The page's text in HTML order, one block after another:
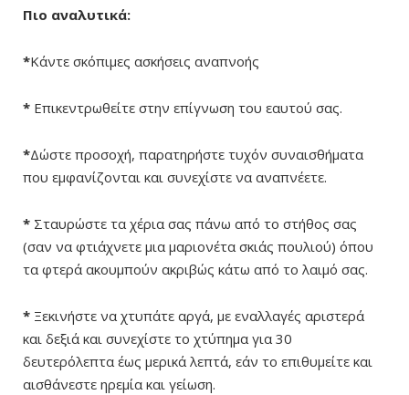
Πιο αναλυτικά:
*Κάντε σκόπιμες ασκήσεις αναπνοής
* Επικεντρωθείτε στην επίγνωση του εαυτού σας.
*Δώστε προσοχή, παρατηρήστε τυχόν συναισθήματα
που εμφανίζονται και συνεχίστε να αναπνέετε.
* Σταυρώστε τα χέρια σας πάνω από το στήθος σας
(σαν να φτιάχνετε μια μαριονέτα σκιάς πουλιού) όπου
τα φτερά ακουμπούν ακριβώς κάτω από το λαιμό σας.
* Ξεκινήστε να χτυπάτε αργά, με εναλλαγές αριστερά
και δεξιά και συνεχίστε το χτύπημα για 30
δευτερόλεπτα έως μερικά λεπτά, εάν το επιθυμείτε και
αισθάνεστε ηρεμία και γείωση.